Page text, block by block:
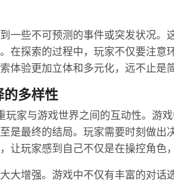
一些不可预测的事件或突发状况。
在探索的过程中，玩家不仅要注意
体验更加立体和多元化，远不止是
的多样性
玩家与游戏世界之间的互动性。游
是最终的结局。玩家需要时刻做出
让玩家感到自己不仅是在操控角色
大增强。游戏中不仅有丰富的对话